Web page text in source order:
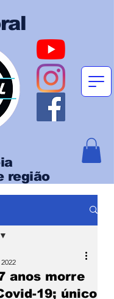
região
anos morre
19; único